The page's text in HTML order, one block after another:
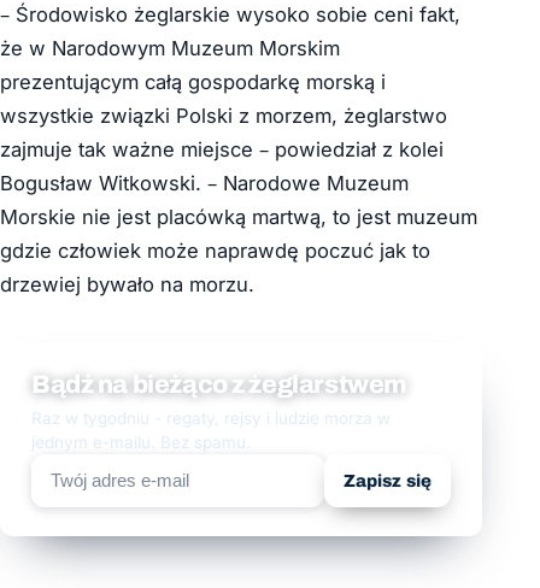
– Środowisko żeglarskie wysoko sobie ceni fakt,
że w Narodowym Muzeum Morskim
prezentującym całą gospodarkę morską i
wszystkie związki Polski z morzem, żeglarstwo
zajmuje tak ważne miejsce – powiedział z kolei
Bogusław Witkowski. – Narodowe Muzeum
Morskie nie jest placówką martwą, to jest muzeum
gdzie człowiek może naprawdę poczuć jak to
drzewiej bywało na morzu.
Bądź na bieżąco z żeglarstwem
Raz w tygodniu - regaty, rejsy i ludzie morza w
jednym e-mailu. Bez spamu.
Zapisz się